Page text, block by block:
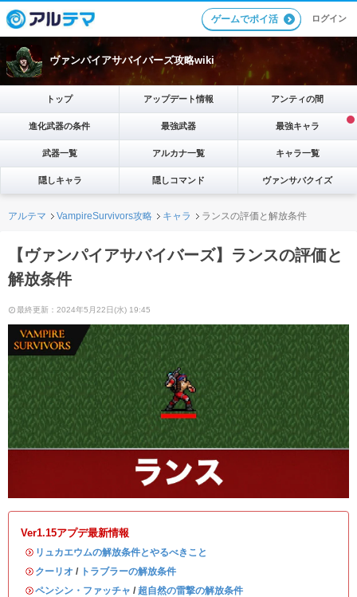
ゲームでポイ活 ログイン
ヴァンパイアサバイバーズ攻略wiki
トップ アップデート情報 アンティの間
進化武器の条件 最強武器 最強キャラ
武器一覧 アルカナ一覧 キャラ一覧
隠しキャラ 隠しコマンド ヴァンサバクイズ
アルテマ VampireSurvivors攻略 キャラ ランスの評価と解放条件
【ヴァンパイアサバイバーズ】ランスの評価と
解放条件
最終更新：2024年5月22日(水) 19:45
Ver1.15アプデ最新情報
・ リュカエウムの解放条件とやるべきこと
・ クーリオ / トラブラーの解放条件
・ペンシン・ファッチャ / 超自然の雷撃の解放条件